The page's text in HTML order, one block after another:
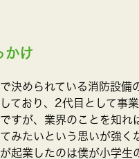
かけ
決められている消防設備
ており、2代目として事
すが、業界のことを知れ
みたいという思いが強く
起業したのは僕が小学生